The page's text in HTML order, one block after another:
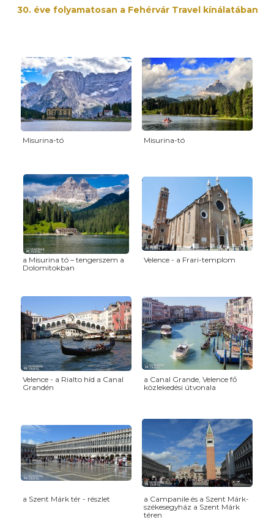
30. éve folyamatosan a Fehérvár Travel kínálatában
Misurina-tó Misurina-tó
a Misurina tó – tengerszem a
Dolomitokban
Velence - a Frari-templom
Velence - a Rialto híd a Canal
Grandén
a Canal Grande, Velence fő
közlekedési útvonala
a Szent Márk tér - részlet
a Campanile és a Szent Márk-
székesegyház a Szent Márk
téren